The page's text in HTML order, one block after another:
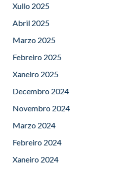
Xullo 2025
Abril 2025
Marzo 2025
Febreiro 2025
Xaneiro 2025
Decembro 2024
Novembro 2024
Marzo 2024
Febreiro 2024
Xaneiro 2024